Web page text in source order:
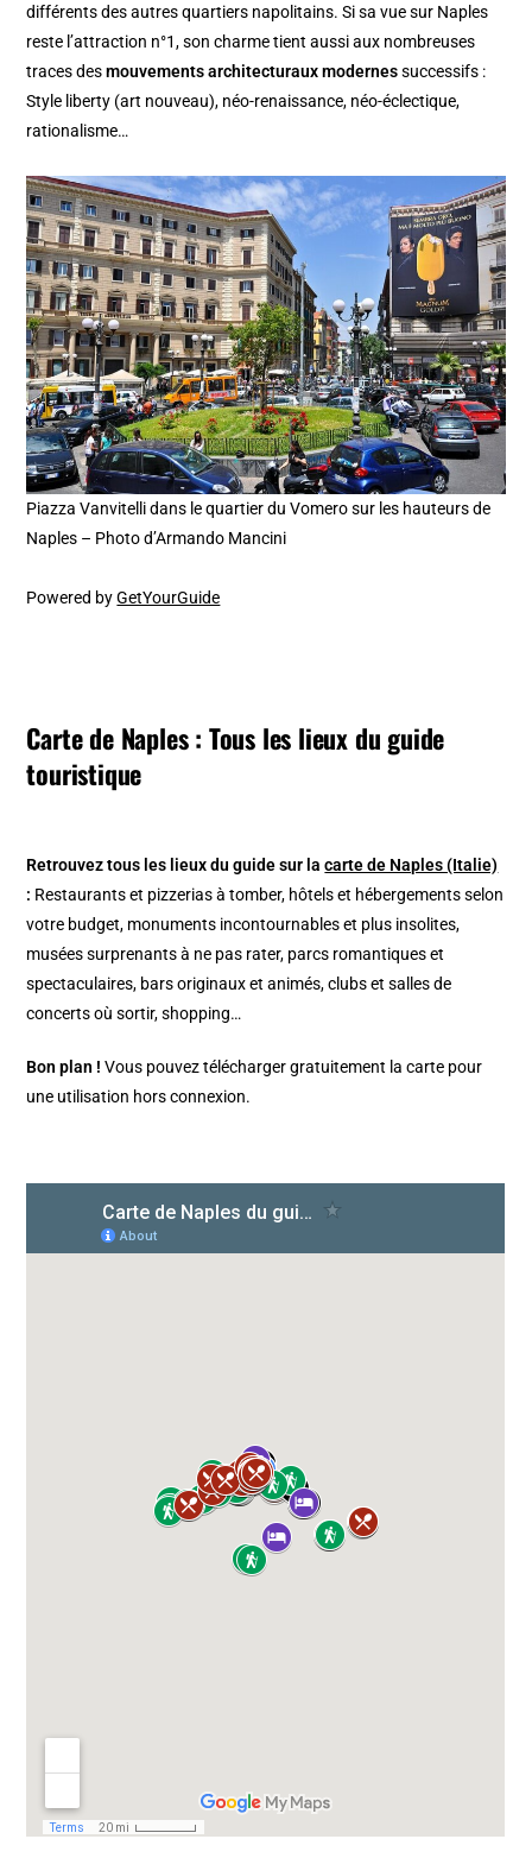
différents des autres quartiers napolitains. Si sa vue sur Naples
reste l’attraction n°1, son charme tient aussi aux nombreuses
traces desmouvements architecturaux modernessuccessifs :
Style liberty (art nouveau), néo-renaissance, néo-éclectique,
rationalisme…
Piazza Vanvitelli dans le quartier du Vomero sur les hauteurs de
Naples – Photo d’Armando Mancini
Powered byGetYourGuide
Carte de Naples : Tous les lieux du guide
touristique
Retrouvez tous les lieux du guide sur lacarte de Naples (Italie)
: Restaurants et pizzerias à tomber, hôtels et hébergements selon
votre budget, monuments incontournables et plus insolites,
musées surprenants à ne pas rater, parcs romantiques et
spectaculaires, bars originaux et animés, clubs et salles de
concerts où sortir, shopping…
Bon plan ! Vous pouvez télécharger gratuitement la carte pour
une utilisation hors connexion.